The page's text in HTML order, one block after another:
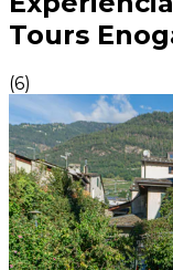
Tours
(6)